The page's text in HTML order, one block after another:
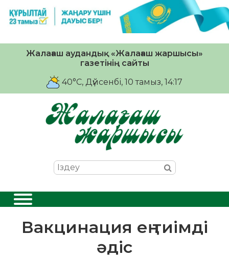
Жалағаш аудандық «Жалағаш жаршысы»
газетінің сайты
40°C, Дүйсенбі, 10 тамыз, 14:17
Вакцинация ең тиімді
әдіс